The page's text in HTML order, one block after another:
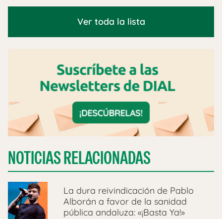
Ver toda la lista
NOTICIAS RELACIONADAS
La dura reivindicación de Pablo
Alborán a favor de la sanidad
pública andaluza: «¡Basta Ya!»